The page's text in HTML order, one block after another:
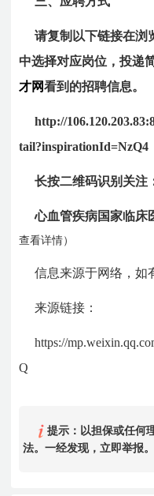
请复制以下链接在浏
中选择对应岗位，投递
才网看到的招聘信息。
http://
tail?inspirationId=NzQ4
长按二维码识别关注
心血管疾病国家临床
查看详情）
信息来源于网络，如
来源链接：
https://
Q
提示：以担保或任何
法。一经发现，立即举报。